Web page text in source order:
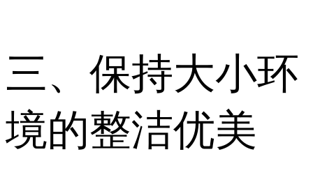
三、保持大小环
境的整洁优美